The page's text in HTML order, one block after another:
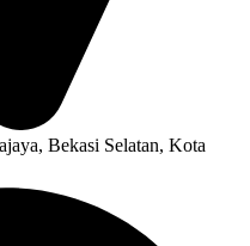
Bekasi Selatan, Kota